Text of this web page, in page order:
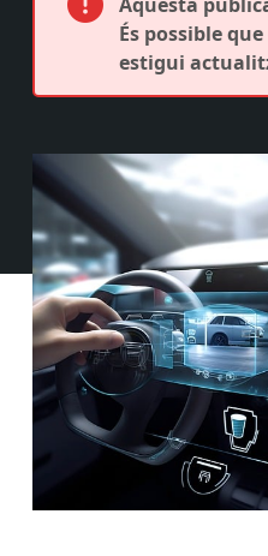
És possible
estigui